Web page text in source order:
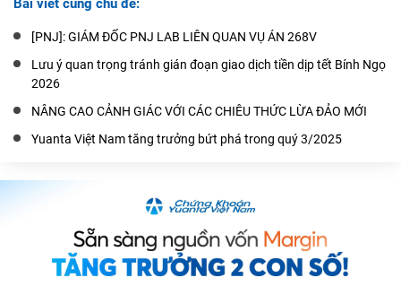
Bài viết cùng chủ đề:
[PNJ]: GIÁM ĐỐC PNJ LAB LIÊN QUAN VỤ ÁN 268V
Lưu ý quan trọng tránh gián đoạn giao dịch tiền dịp tết Bính Ngọ
2026
NÂNG CAO CẢNH GIÁC VỚI CÁC CHIÊU THỨC LỪA ĐẢO MỚI
Yuanta Việt Nam tăng trưởng bứt phá trong quý 3/2025